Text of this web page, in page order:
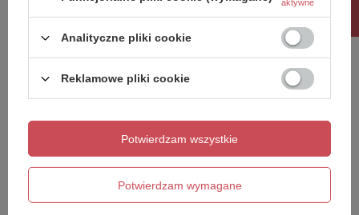
Gwarancja
2 lata
aktywne
Analityczne pliki cookie
Reklamowe pliki cookie
Potwierdzam wymagane
Potwierdzam wszystkie